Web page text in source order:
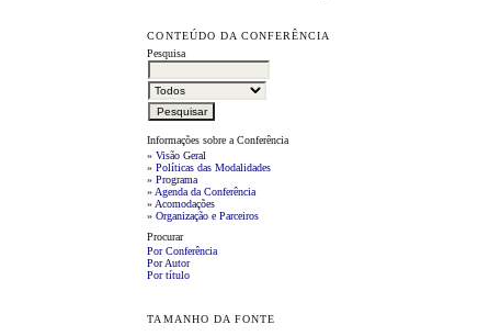
CONTEÚDO DA CONFERÊNCIA
Pesquisa
Informações sobre a Conferência
»Visão Geral
»Políticas das Modalidades
»Programa
» Agenda da Conferência
» Acomodações
»Organização e Parceiros
Procurar
Por Conferência
Por Autor
Por título
TAMANHO DA FONTE